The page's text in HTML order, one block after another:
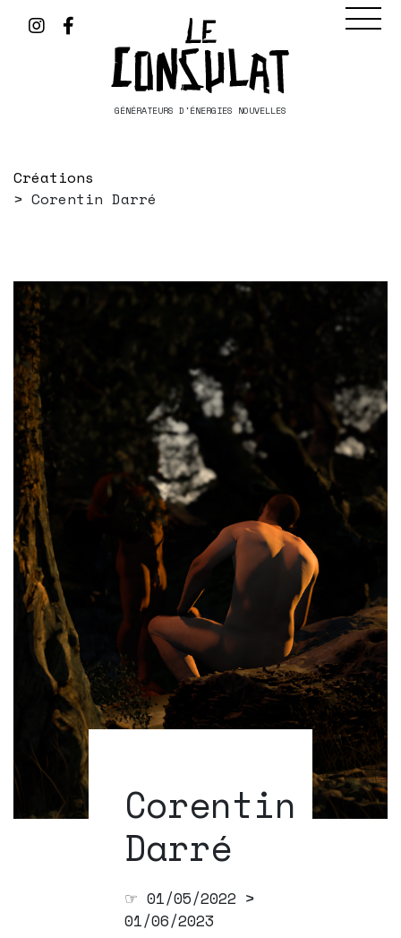
GÉNÉRATEURS D'ÉNERGIES NOUVELLES
Créations
Corentin Darré
Corentin
Darré
☞ 01/05/2022 >
01/06/2023